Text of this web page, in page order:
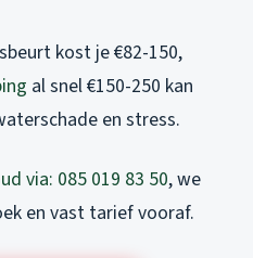
kost je €82-150,
al snel €150-250 kan
en stress.
via: 085 019 83 50, we
en vast tarief vooraf.